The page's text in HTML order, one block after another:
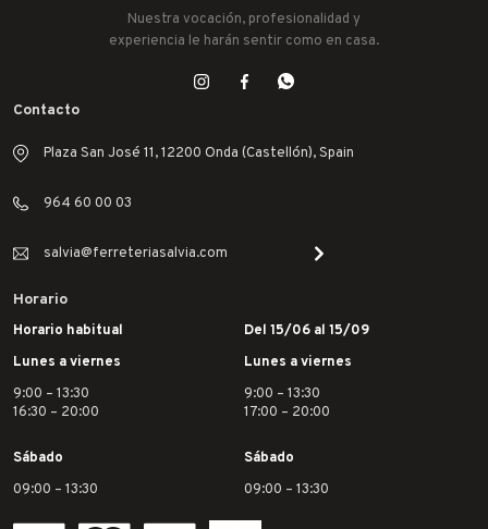
Nuestra vocación, profesionalidad y
experiencia le harán sentir como en casa.
Contacto
Plaza San José 11, 12200 Onda (Castellón), Spain
964 60 00 03
salvia@ferreteriasalvia.com
Horario
Horario habitual
Lunes a viernes
9:00 – 13:30
16:30 – 20:00
Sábado
09:00 – 13:30
Del 15/06 al 15/09
Lunes a viernes
9:00 – 13:30
17:00 – 20:00
Sábado
09:00 – 13:30